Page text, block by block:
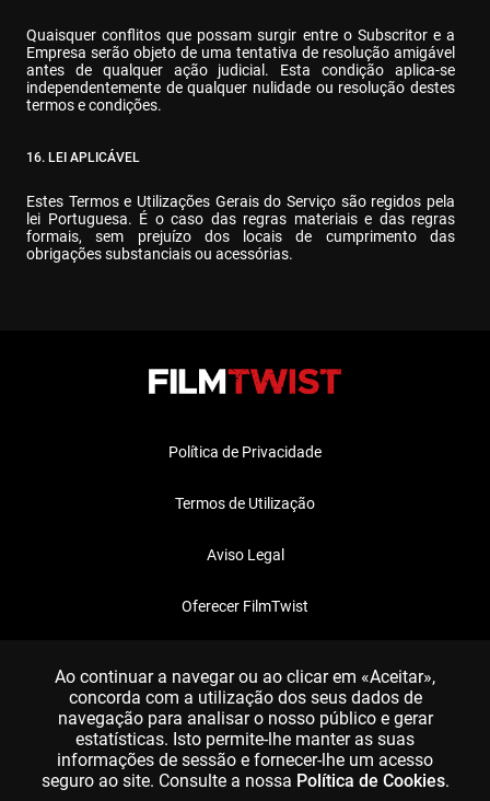
Quaisquer conflitos que possam surgir entre o Subscritor e a
Empresa serão objeto de uma tentativa de resolução amigável
antes de qualquer ação judicial. Esta condição aplica-se
independentemente de qualquer nulidade ou resolução destes
termos e condições.
16. LEI APLICÁVEL
Estes Termos e Utilizações Gerais do Serviço são regidos pela
lei Portuguesa. É o caso das regras materiais e das regras
formais, sem prejuízo dos locais de cumprimento das
obrigações substanciais ou acessórias.
Política de Privacidade
Termos de Utilização
Aviso Legal
Oferecer FilmTwist
Ao continuar a navegar ou ao clicar em «Aceitar»,
concorda com a utilização dos seus dados de
navegação para analisar o nosso público e gerar
estatísticas. Isto permite-lhe manter as suas
informações de sessão e fornecer-lhe um acesso
seguro ao site. Consulte a nossa Política de Cookies.